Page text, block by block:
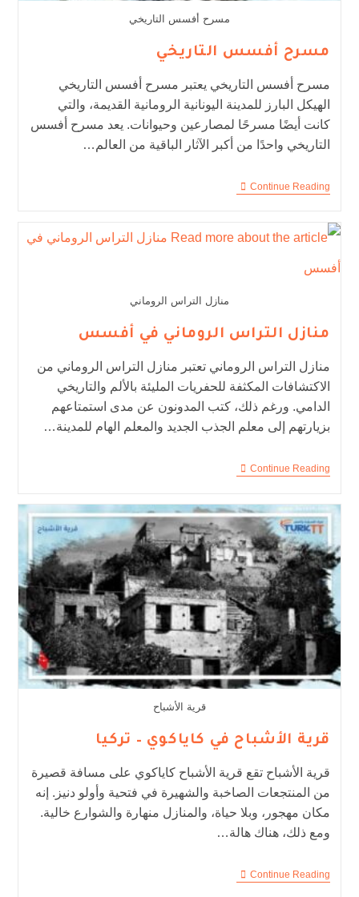
مسرح أفسس التاريخي
مسرح أفسس التاريخي
مسرح أفسس التاريخي يعتبر مسرح أفسس التاريخي
الهيكل البارز للمدينة اليونانية الرومانية القديمة، والتي
كانت أيضًا مسرحًا لمصارعين وحيوانات. يعد مسرح أفسس
التاريخي واحدًا من أكبر الآثار الباقية من العالم…
Continue Reading
منازل التراس الروماني
منازل التراس الروماني في أفسس
منازل التراس الروماني تعتبر منازل التراس الروماني من
الاكتشافات المكثفة للحفريات المليئة بالألم والتاريخي
الدامي. ورغم ذلك، كتب المدونون عن مدى استمتاعهم
بزيارتهم إلى معلم الجذب الجديد والمعلم الهام للمدينة…
Continue Reading
قرية الأشباح
قرية الأشباح في كاياكوي – تركيا
قرية الأشباح تقع قرية الأشباح كاياكوي على مسافة قصيرة
من المنتجعات الصاخبة والشهيرة في فتحية وأولو دنيز. إنه
مكان مهجور، وبلا حياة، والمنازل منهارة والشوارع خالية.
ومع ذلك، هناك هالة…
Continue Reading